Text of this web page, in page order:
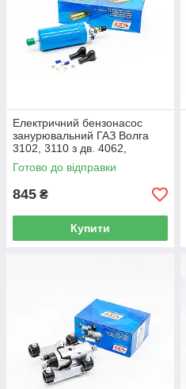
Електричний бензонасос
занурювальний ГАЗ Волга
3102, 3110 з дв. 4062,
4062.10 гайка LSA LA 31029-
1139010
Готово до відправки
845 ₴
Купити